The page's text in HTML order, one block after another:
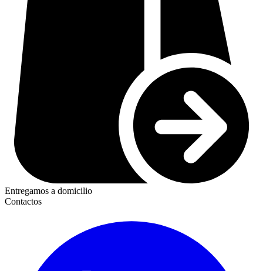
Entregamos a domicilio
Contactos